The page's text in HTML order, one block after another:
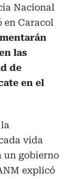
Nacional
Caracol
las
de
en el
vida
un gobierno
explicó